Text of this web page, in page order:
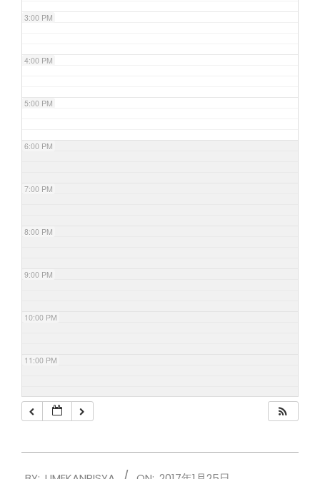
3:00 PM
4:00 PM
5:00 PM
6:00 PM
7:00 PM
8:00 PM
9:00 PM
10:00 PM
11:00 PM